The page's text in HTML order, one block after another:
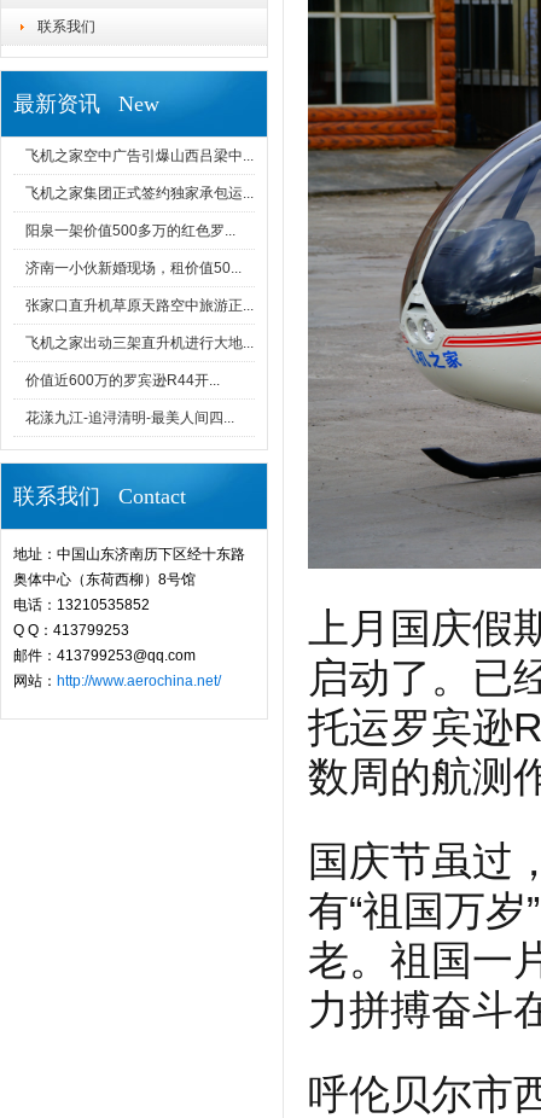
联系我们
最新资讯 New
飞机之家空中广告引爆山西吕梁中...
飞机之家集团正式签约独家承包运...
阳泉一架价值500多万的红色罗...
济南一小伙新婚现场，租价值50...
张家口直升机草原天路空中旅游正...
飞机之家出动三架直升机进行大地...
价值近600万的罗宾逊R44开...
花漾九江-追浔清明-最美人间四...
联系我们 Contact
地址：中国山东济南历下区经十东路
奥体中心（东荷西柳）8号馆
电话：13210535852
Q Q：413799253
邮件：413799253@qq.com
网站： http://www.aerochina.net/
上月国庆
启动了。已
托运罗宾逊
数周的航测
国庆节虽过
有“祖国万
老。祖国一
力拼搏奋斗
呼伦贝尔市